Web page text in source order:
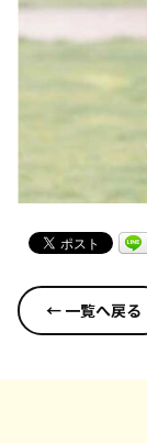
← 一覧へ戻る